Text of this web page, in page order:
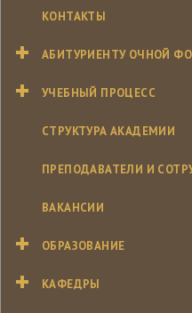
КОНТАКТЫ
АБИТУРИЕНТУ ОЧНОЙ
УЧЕБНЫЙ ПРОЦЕСС
СТРУКТУРА АКАДЕМИИ
ПРЕПОДАВАТЕЛИ И
ВАКАНСИИ
ОБРАЗОВАНИЕ
КАФЕДРЫ